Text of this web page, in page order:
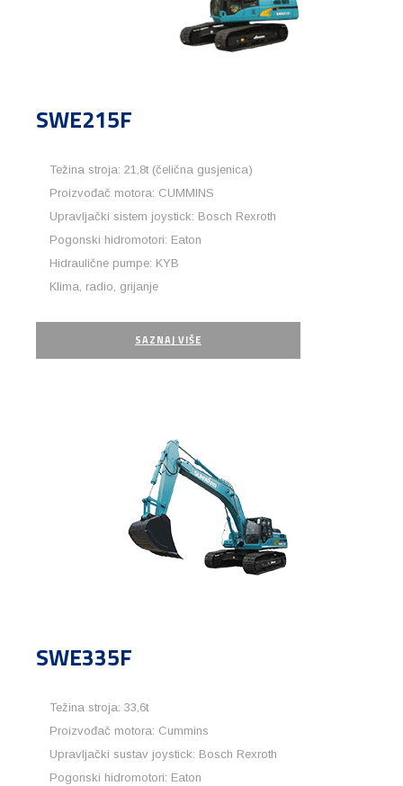
SWE215F
Težina stroja: 21,8t (čelična gusjenica)
Proizvođač motora: CUMMINS
Upravljački sistem joystick: Bosch Rexroth
Pogonski hidromotori: Eaton
Hidraulične pumpe: KYB
Klima, radio, grijanje
SAZNAJ VIŠE
SWE335F
Težina stroja: 33,6t
Proizvođač motora: Cummins
Upravljački sustav joystick: Bosch Rexroth
Pogonski hidromotori: Eaton